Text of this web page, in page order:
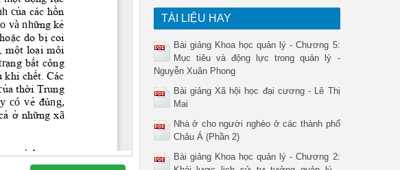
TÀI LIỆU HAY
Bài giảng Khoa học quản lý - Chương 5:
Mục tiêu và động lực trong quản lý -
Nguyễn Xuân Phong
Bài giảng Xã hội học đại cương - Lê Thị
Mai
Nhà ở cho người nghèo ở các thành phố
Châu Á (Phần 2)
Bài giảng Khoa học quản lý - Chương 2: